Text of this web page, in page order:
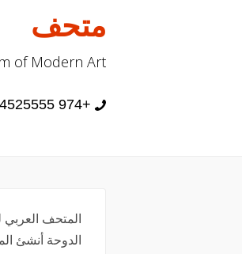
متحف
of Modern Art
+974 44525555
المتحف